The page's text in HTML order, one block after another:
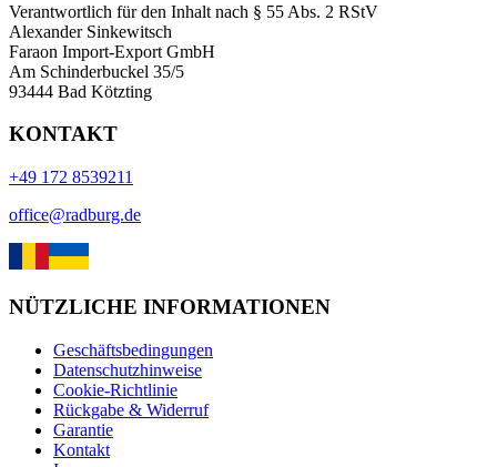
Verantwortlich für den Inhalt nach § 55 Abs. 2 RStV
Alexander Sinkewitsch
Faraon Import-Export GmbH
Am Schinderbuckel 35/5
93444 Bad Kötzting
KONTAKT
+49 172 8539211
office@radburg.de
NÜTZLICHE INFORMATIONEN
Geschäftsbedingungen
Datenschutzhinweise
Cookie-Richtlinie
Rückgabe & Widerruf
Garantie
Kontakt